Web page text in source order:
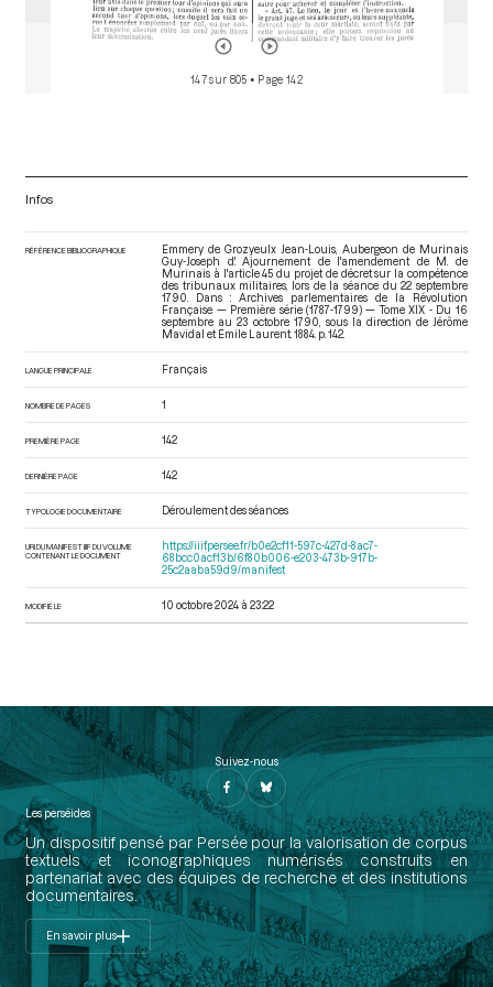
147 sur 805 • Page 142
Infos
RÉFÉRENCE BIBLIOGRAPHIQUE
Emmery de Grozyeulx Jean-Louis, Aubergeon de Murinais
Guy-Joseph d'. Ajournement de l'amendement de M. de
Murinais à l'article 45 du projet de décret sur la compétence
des tribunaux militaires, lors de la séance du 22 septembre
1790. Dans : Archives parlementaires de la Révolution
Française — Première série (1787-1799) — Tome XIX - Du 16
septembre au 23 octobre 1790
, sous la direction de Jérôme
Mavidal et Emile Laurent. 1884. p. 142.
LANGUE PRINCIPALE Français
NOMBRE DE PAGES 1
PREMIÈRE PAGE 142
DERNIÈRE PAGE 142
TYPOLOGIE DOCUMENTAIRE Déroulement des séances
URI DU MANIFEST IIIF DU VOLUME
CONTENANT LE DOCUMENT
https://iiif.persee.fr/b0e2cf11-597c-427d-8ac7-
68bcc0acf13b/6f80b006-e203-473b-917b-
25c2aaba59d9/manifest
MODIFIÉ LE 10 octobre 2024 à 23:22
Suivez-nous
Les perséides
Un dispositif pensé par Persée pour la valorisation de corpus
textuels et iconographiques numérisés construits en
partenariat avec des équipes de recherche et des institutions
documentaires.
En savoir plus